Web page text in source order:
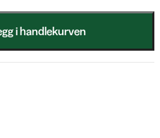
i handlekurven